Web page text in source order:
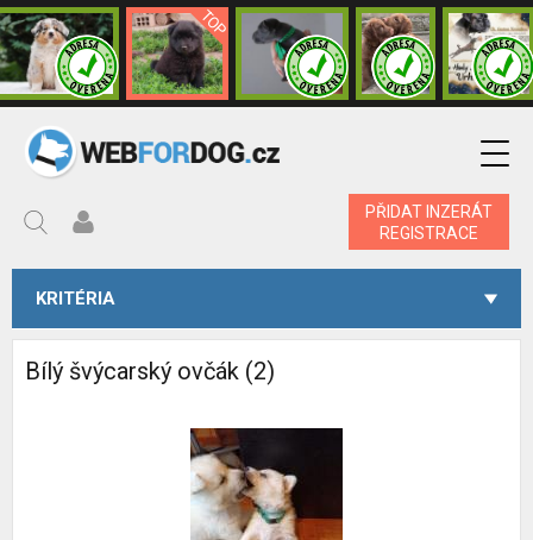
PŘIDAT INZERÁT
REGISTRACE
KRITÉRIA
Bílý švýcarský ovčák (2)